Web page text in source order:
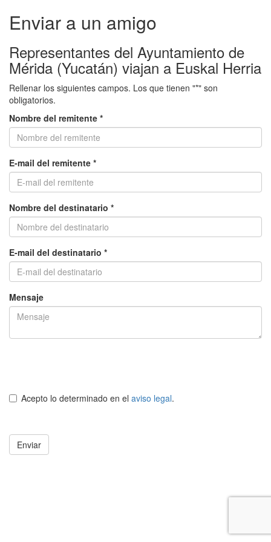
Enviar a un amigo
Representantes del Ayuntamiento de
Mérida (Yucatán) viajan a Euskal Herria
Rellenar los siguientes campos. Los que tienen "*" son
obligatorios.
Nombre del remitente *
E-mail del remitente *
Nombre del destinatario *
E-mail del destinatario *
Mensaje
Acepto lo determinado en el aviso legal.
Enviar